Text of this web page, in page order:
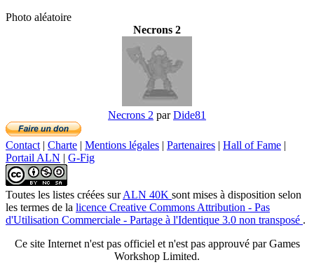
Photo aléatoire
Necrons 2
Necrons 2 parDide81
Contact | Charte | Mentions légales | Partenaires | Hall of Fame |
Portail ALN | G-Fig
Toutes les listes créées surALN 40K sont mises à disposition selon
les termes de la licence Creative Commons Attribution - Pas
d'Utilisation Commerciale - Partage à l'Identique 3.0 non transposé .
Ce site Internet n'est pas officiel et n'est pas approuvé par Games
Workshop Limited.